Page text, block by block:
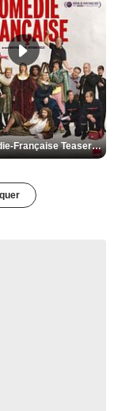
De la Comédie-Française Teaser VF